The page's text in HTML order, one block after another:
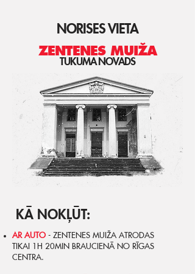
NORISES VIETA
ZENTENES MUIŽA
TUKUMA NOVADS
KĀ NOKĻŪT:
AR AUTO - ZENTENES MUIŽA ATRODAS
TIKAI 1H 20MIN BRAUCIENĀ NO RĪGAS
CENTRA. ​